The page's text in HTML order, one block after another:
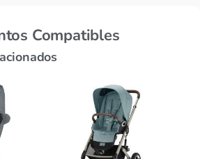
Compatibles